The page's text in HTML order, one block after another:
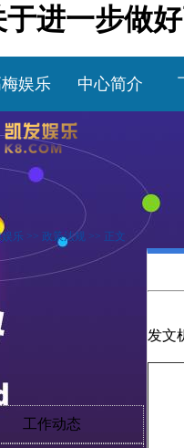
于进一步做
娱乐 中心简介
乐 >> 政策法规 >> 正文
工作动态
发文